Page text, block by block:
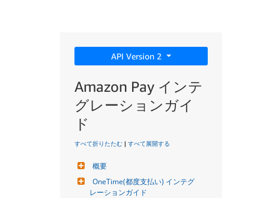
API Version 2
Amazon Pay インテ
グレーションガイ
ド
すべて折りたたむ | すべて展開する
概要
OneTime(都度支払い) インテグ
レーションガイド